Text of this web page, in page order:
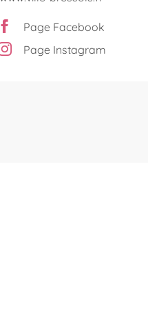
Page Facebook
Page Instagram